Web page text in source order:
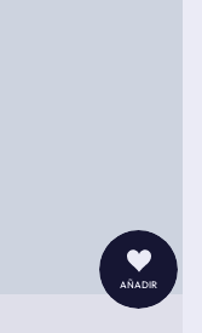
añadir